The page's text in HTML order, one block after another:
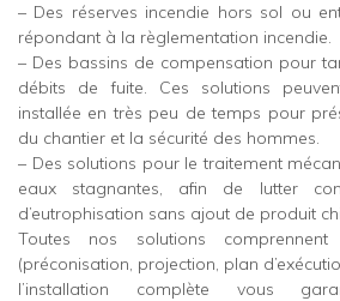
– Des réserves incendie hors sol ou
répondant à la règlementation incendie.
– Des bassins de compensation pour
débits de fuite. Ces solutions
installée en très peu de temps pour
du chantier et la sécurité des hommes.
– Des solutions pour le traitement
eaux stagnantes, afin de lutter
d’eutrophisation sans ajout de produit
Toutes nos solutions
(préconisation, projection, plan
l’installation complète vous